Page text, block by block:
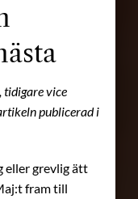
tidigare vice
publicerad i
eller grevlig ätt
fram till